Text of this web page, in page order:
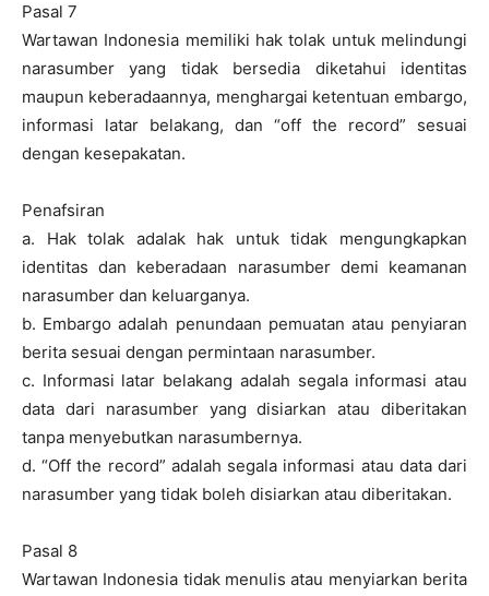
Pasal 7
Wartawan Indonesia memiliki hak tolak untuk melindungi
narasumber yang tidak bersedia diketahui identitas
maupun keberadaannya, menghargai ketentuan embargo,
informasi latar belakang, dan “off the record” sesuai
dengan kesepakatan.
Penafsiran
a. Hak tolak adalak hak untuk tidak mengungkapkan
identitas dan keberadaan narasumber demi keamanan
narasumber dan keluarganya.
b. Embargo adalah penundaan pemuatan atau penyiaran
berita sesuai dengan permintaan narasumber.
c. Informasi latar belakang adalah segala informasi atau
data dari narasumber yang disiarkan atau diberitakan
tanpa menyebutkan narasumbernya.
d. “Off the record” adalah segala informasi atau data dari
narasumber yang tidak boleh disiarkan atau diberitakan.
Pasal 8
Wartawan Indonesia tidak menulis atau menyiarkan berita